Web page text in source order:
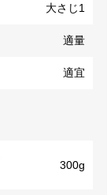
大さじ1
適量
適宜
300g